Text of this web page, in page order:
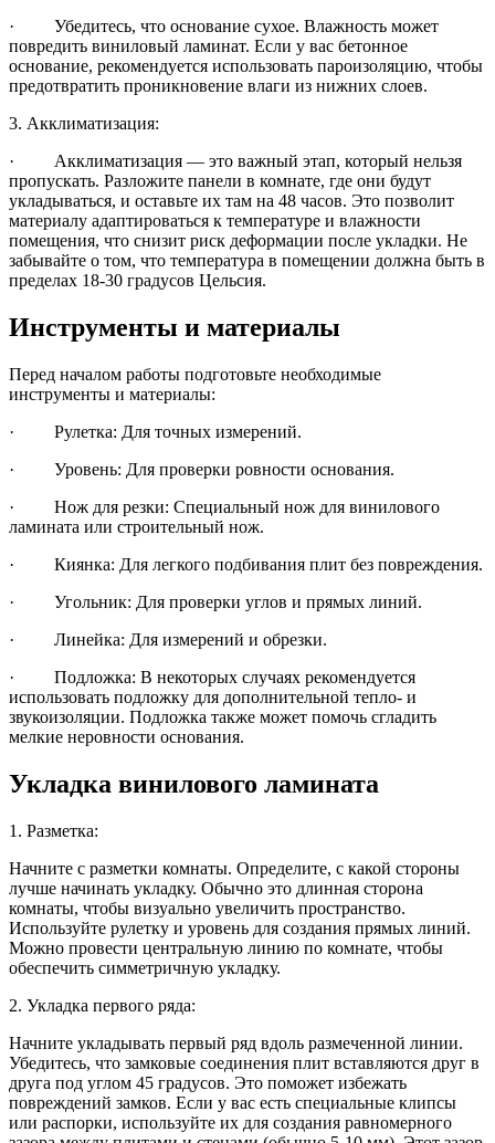
· Убедитесь, что основание сухое. Влажность может
повредить виниловый ламинат. Если у вас бетонное
основание, рекомендуется использовать пароизоляцию, чтобы
предотвратить проникновение влаги из нижних слоев.
3. Акклиматизация:
· Акклиматизация — это важный этап, который нельзя
пропускать. Разложите панели в комнате, где они будут
укладываться, и оставьте их там на 48 часов. Это позволит
материалу адаптироваться к температуре и влажности
помещения, что снизит риск деформации после укладки. Не
забывайте о том, что температура в помещении должна быть в
пределах 18-30 градусов Цельсия.
Инструменты и материалы
Перед началом работы подготовьте необходимые
инструменты и материалы:
· Рулетка: Для точных измерений.
· Уровень: Для проверки ровности основания.
· Нож для резки: Специальный нож для винилового
ламината или строительный нож.
· Киянка: Для легкого подбивания плит без повреждения.
· Угольник: Для проверки углов и прямых линий.
· Линейка: Для измерений и обрезки.
· Подложка: В некоторых случаях рекомендуется
использовать подложку для дополнительной тепло- и
звукоизоляции. Подложка также может помочь сгладить
мелкие неровности основания.
Укладка винилового ламината
1. Разметка:
Начните с разметки комнаты. Определите, с какой стороны
лучше начинать укладку. Обычно это длинная сторона
комнаты, чтобы визуально увеличить пространство.
Используйте рулетку и уровень для создания прямых линий.
Можно провести центральную линию по комнате, чтобы
обеспечить симметричную укладку.
2. Укладка первого ряда:
Начните укладывать первый ряд вдоль размеченной линии.
Убедитесь, что замковые соединения плит вставляются друг в
друга под углом 45 градусов. Это поможет избежать
повреждений замков. Если у вас есть специальные клипсы
или распорки, используйте их для создания равномерного